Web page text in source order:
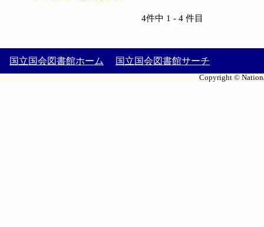
4件中 1 - 4 件目
国立国会図書館ホーム 国立国会図書館サーチ
Copyright ©